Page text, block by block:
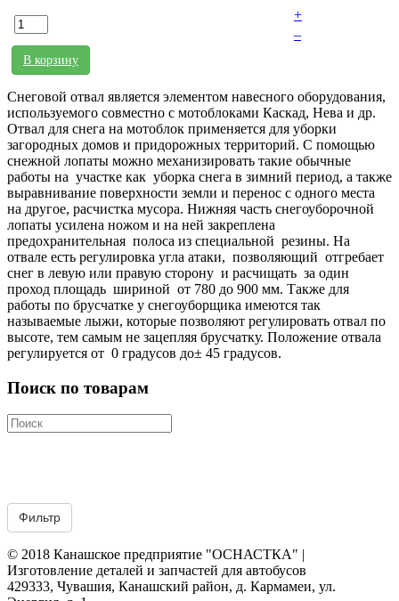
+
–
В корзину
Снеговой отвал является элементом навесного оборудования,
используемого совместно с мотоблоками Каскад, Нева и др.
Отвал для снега на мотоблок применяется для уборки
загородных домов и придорожных территорий. С помощью
снежной лопаты можно механизировать такие обычные
работы на участке как уборка снега в зимний период, а также
выравнивание поверхности земли и перенос с одного места
на другое, расчистка мусора. Нижняя часть снегоуборочной
лопаты усилена ножом и на ней закреплена
предохранительная полоса из специальной резины. На
отвале есть регулировка угла атаки, позволяющий отгребает
снег в левую или правую сторону и расчищать за один
проход площадь шириной от 780 до 900 мм. Также для
работы по брусчатке у снегоуборщика имеются так
называемые лыжи, которые позволяют регулировать отвал по
высоте, тем самым не зацепляя брусчатку. Положение отвала
регулируется от 0 градусов до± 45 градусов.
Поиск по товарам
© 2018 Канашское предприятие "ОСНАСТКА" |
Изготовление деталей и запчастей для автобусов
429333, Чувашия, Канашский район, д. Кармамеи, ул.